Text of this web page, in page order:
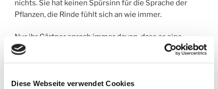
Diese Webseite verwendet Cookies
nichts. Sie hat keinen Spürsinn für die Sprache der
Pflanzen, die Rinde fühlt sich an wie immer.
Nur ihr Gärtner sprach immer davon, dass er eine
spirituelle Bindung zu den Pflanzen aufnehme und